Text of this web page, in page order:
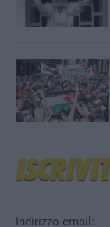
Indirizzo email: